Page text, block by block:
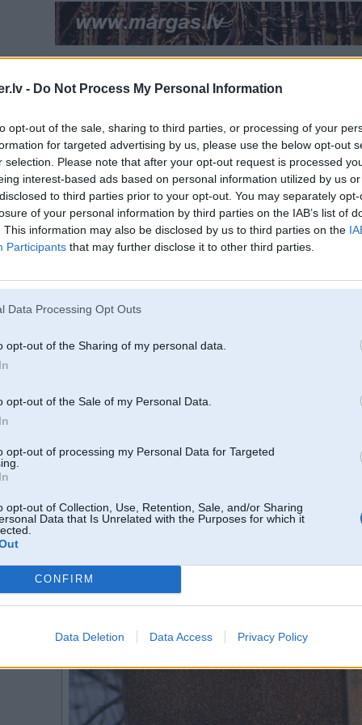
- Do Not Process My Personal Information
opt-out of the sale, sharing to third parties, or processing of your
for targeted advertising by us, please use the below opt-out
selection. Please note that after your opt-out request is processed
interest-based ads based on personal information utilized by us
to third parties prior to your opt-out. You may separately
of your personal information by third parties on the IAB’s list of
This information may also be disclosed by us to third parties on the
Participants that may further disclose it to other third parties.
Data Processing Opt Outs
opt-out of the Sharing of my personal data.
opt-out of the Sale of my Personal Data.
opt-out of processing my Personal Data for Targeted
opt-out of Collection, Use, Retention, Sale, and/or Sharing
Data that Is Unrelated with the Purposes for which it
CONFIRM
Data Deletion Data Access Privacy Policy
K'adas atsauksmes par g'azes griliem?
21. Mar 2012, 22:11
vajadzīgs, ja tā padomā?